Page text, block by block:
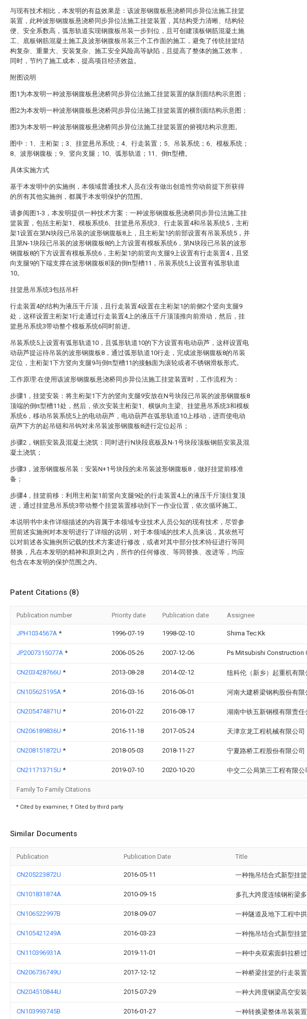
与现有技术相比，本发明的有益效果是：该波形钢腹板悬浇桥同步异位法施工挂篮
装置，此种波形钢腹板悬浇桥同步异位法施工挂篮装置，其结构受力清晰、结构轻
便、安全系数高，弧形轨道实现钢腹板吊装一步到位，且可创建顶板钢筋混凝土施
工、底板钢筋混凝土施工及波形钢腹板吊装三个工作面的施工，避免了传统挂篮结
构复杂、重量大、安装复杂、施工安全风险高等缺陷，且提高了整体的施工效率，
同时，节约了施工成本，提高项目经济效益。
附图说明
图1为本发明一种波形钢腹板悬浇桥同步异位法施工挂篮装置的纵剖面结构示意图；
图2为本发明一种波形钢腹板悬浇桥同步异位法施工挂篮装置的横剖面结构示意图；
图3为本发明一种波形钢腹板悬浇桥同步异位法施工挂篮装置的俯视结构示意图。
图中：1、主桁架；3、挂篮悬吊系统；4、行走装置；5、吊装系统；6、模板系统；
8、波形钢腹板；9、竖向支腿；10、弧形轨道；11、倒π型槽。
具体实施方式
基于本发明中的实施例，本领域普通技术人员在没有做出创造性劳动前提下所获得
的所有其他实施例，都属于本发明保护的范围。
请参阅图1-3，本发明提供一种技术方案：一种波形钢腹板悬浇桥同步异位法施工挂
篮装置，包括主桁架1、模板系统6、挂篮悬吊系统3、行走装置4和吊装系统5，主桁
架1设置在第N块段已吊装的波形钢腹板8上，且主桁架1的前部设置有吊装系统5，并
且第N-1块段已吊装的波形钢腹板8的上方设置有模板系统6，第N块段已吊装的波形
钢腹板8的下方设置有模板系统6，主桁架1的前竖向支腿9上设置有行走装置4，且竖
向支腿9的下端支撑在波形钢腹板8顶的倒π型槽11，吊装系统5上设置有弧形轨道
10。
挂篮悬吊系统3包括吊杆
行走装置4的结构为液压千斤顶，且行走装置4设置在主桁架1的前侧2个竖向支腿9
处，这样设置主桁架1行走通过行走装置4上的液压千斤顶顶推向前滑动，然后，挂
篮悬吊系统3带动整个模板系统6同时前进。
吊装系统5上设置有弧形轨道10，且弧形轨道10的下方设置有电动葫芦，这样设置电
动葫芦提运待吊装的波形钢腹板8，通过弧形轨道10行走，完成波形钢腹板8的吊装
定位，主桁架1下方竖向支腿9与倒π型槽11的接触面为滚轮或者不锈钢滑板形式。
工作原理:在使用该波形钢腹板悬浇桥同步异位法施工挂篮装置时，工作流程为：
步骤1，挂篮安装：将主桁架1下方的竖向支腿9安放在N号块段已吊装的波形钢腹板8
顶端的倒π型槽11处，然后，依次安装主桁架1、横纵向主梁、挂篮悬吊系统3和模板
系统6，移动吊装系统5上的电动葫芦，电动葫芦在弧形轨道10上移动，进而使电动
葫芦下方的起吊链和吊钩对未吊装波形钢腹板8进行定位起吊；
步骤2，钢筋安装及混凝土浇筑：同时进行N块段底板及N-1号块段顶板钢筋安装及混
凝土浇筑；
步骤3，波形钢腹板吊装：安装N+1号块段的未吊装波形钢腹板8，做好挂篮前移准
备；
步骤4，挂篮前移：利用主桁架1前竖向支腿9处的行走装置4上的液压千斤顶往复顶
进，通过挂篮悬吊系统3带动整个挂篮装置移动到下一作业位置，依次循环施工。
本说明书中未作详细描述的内容属于本领域专业技术人员公知的现有技术，尽管参
照前述实施例对本发明进行了详细的说明，对于本领域的技术人员来说，其依然可
以对前述各实施例所记载的技术方案进行修改，或者对其中部分技术特征进行等同
替换，凡在本发明的精神和原则之内，所作的任何修改、等同替换、改进等，均应
包含在本发明的保护范围之内。
Patent Citations (8)
Publication number Priority date Publication date Assignee
JPH1034567A * 1996-07-19 1998-02-10 Shima Tec:Kk
JP2007315077A * 2006-05-26 2007-12-06 Ps Mitsubishi Construction
CN203428766U * 2013-08-28 2014-02-12 纽科伦（新乡）起重机有限
CN105625195A * 2016-03-16 2016-06-01 河南大建桥梁钢构股份有限
CN205474871U * 2016-01-22 2016-08-17 湖南中铁五新钢模有限责任
CN206189836U * 2016-11-18 2017-05-24 天津京龙工程机械有限公司
CN208151872U * 2018-05-03 2018-11-27 宁夏路桥工程股份有限公司
CN211713715U * 2019-07-10 2020-10-20 中交二公局第三工程有限公
Family To Family Citations
* Cited by examiner, † Cited by third party
Similar Documents
Publication Publication Date Title
CN205223872U 2016-05-11 一种拖吊结合式新型挂
CN101831874A 2010-09-15 多孔大跨度连续钢桁梁
CN106522997B 2018-09-07 一种隧道及地下工程中
CN105421249A 2016-03-23 一种拖吊结合式新型挂
CN110396931A 2019-11-01 一种中央双索面斜拉桥
CN206736749U 2017-12-12 一种桥梁挂篮的行走装置
CN204510844U 2015-07-29 一种大跨度钢梁高空安
CN103993745B 2016-01-27 一种转换梁整体吊装装